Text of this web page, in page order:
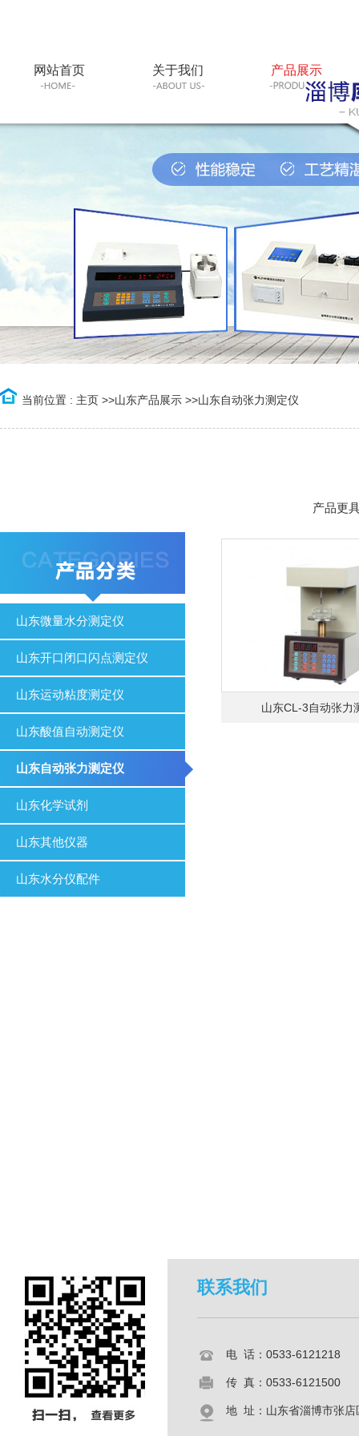
网站首页 关于我们 产品展示
当前位置 : 主页 >>山东产品展示 >>山东自动张力测定仪
产品更
山东微量水分测定仪
山东开口闭口闪点测定仪
山东运动粘度测定仪
山东酸值自动测定仪
山东自动张力测定仪
山东化学试剂
山东其他仪器
山东水分仪配件
山东CL-3自动张力
联系我们
电 话：0533-6121218
传 真：0533-6121500
地 址：山东省淄博市张